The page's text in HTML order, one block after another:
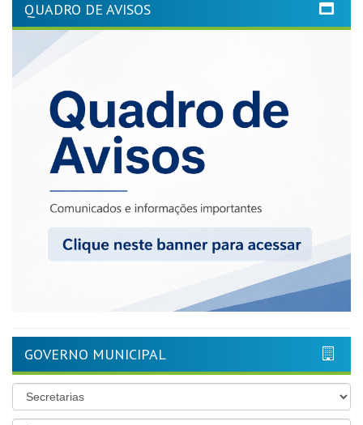
QUADRO DE AVISOS
GOVERNO MUNICIPAL